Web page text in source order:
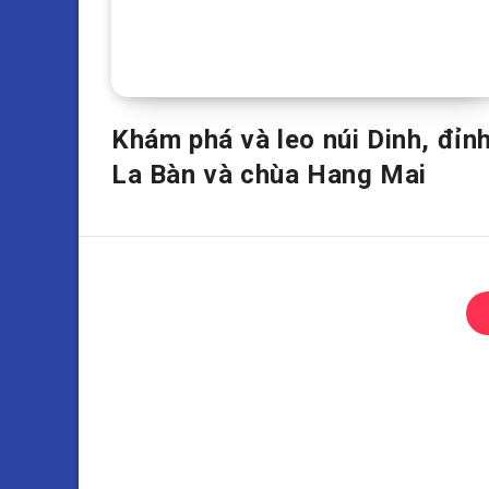
Khám phá và leo núi Dinh, đỉnh
La Bàn và chùa Hang Mai